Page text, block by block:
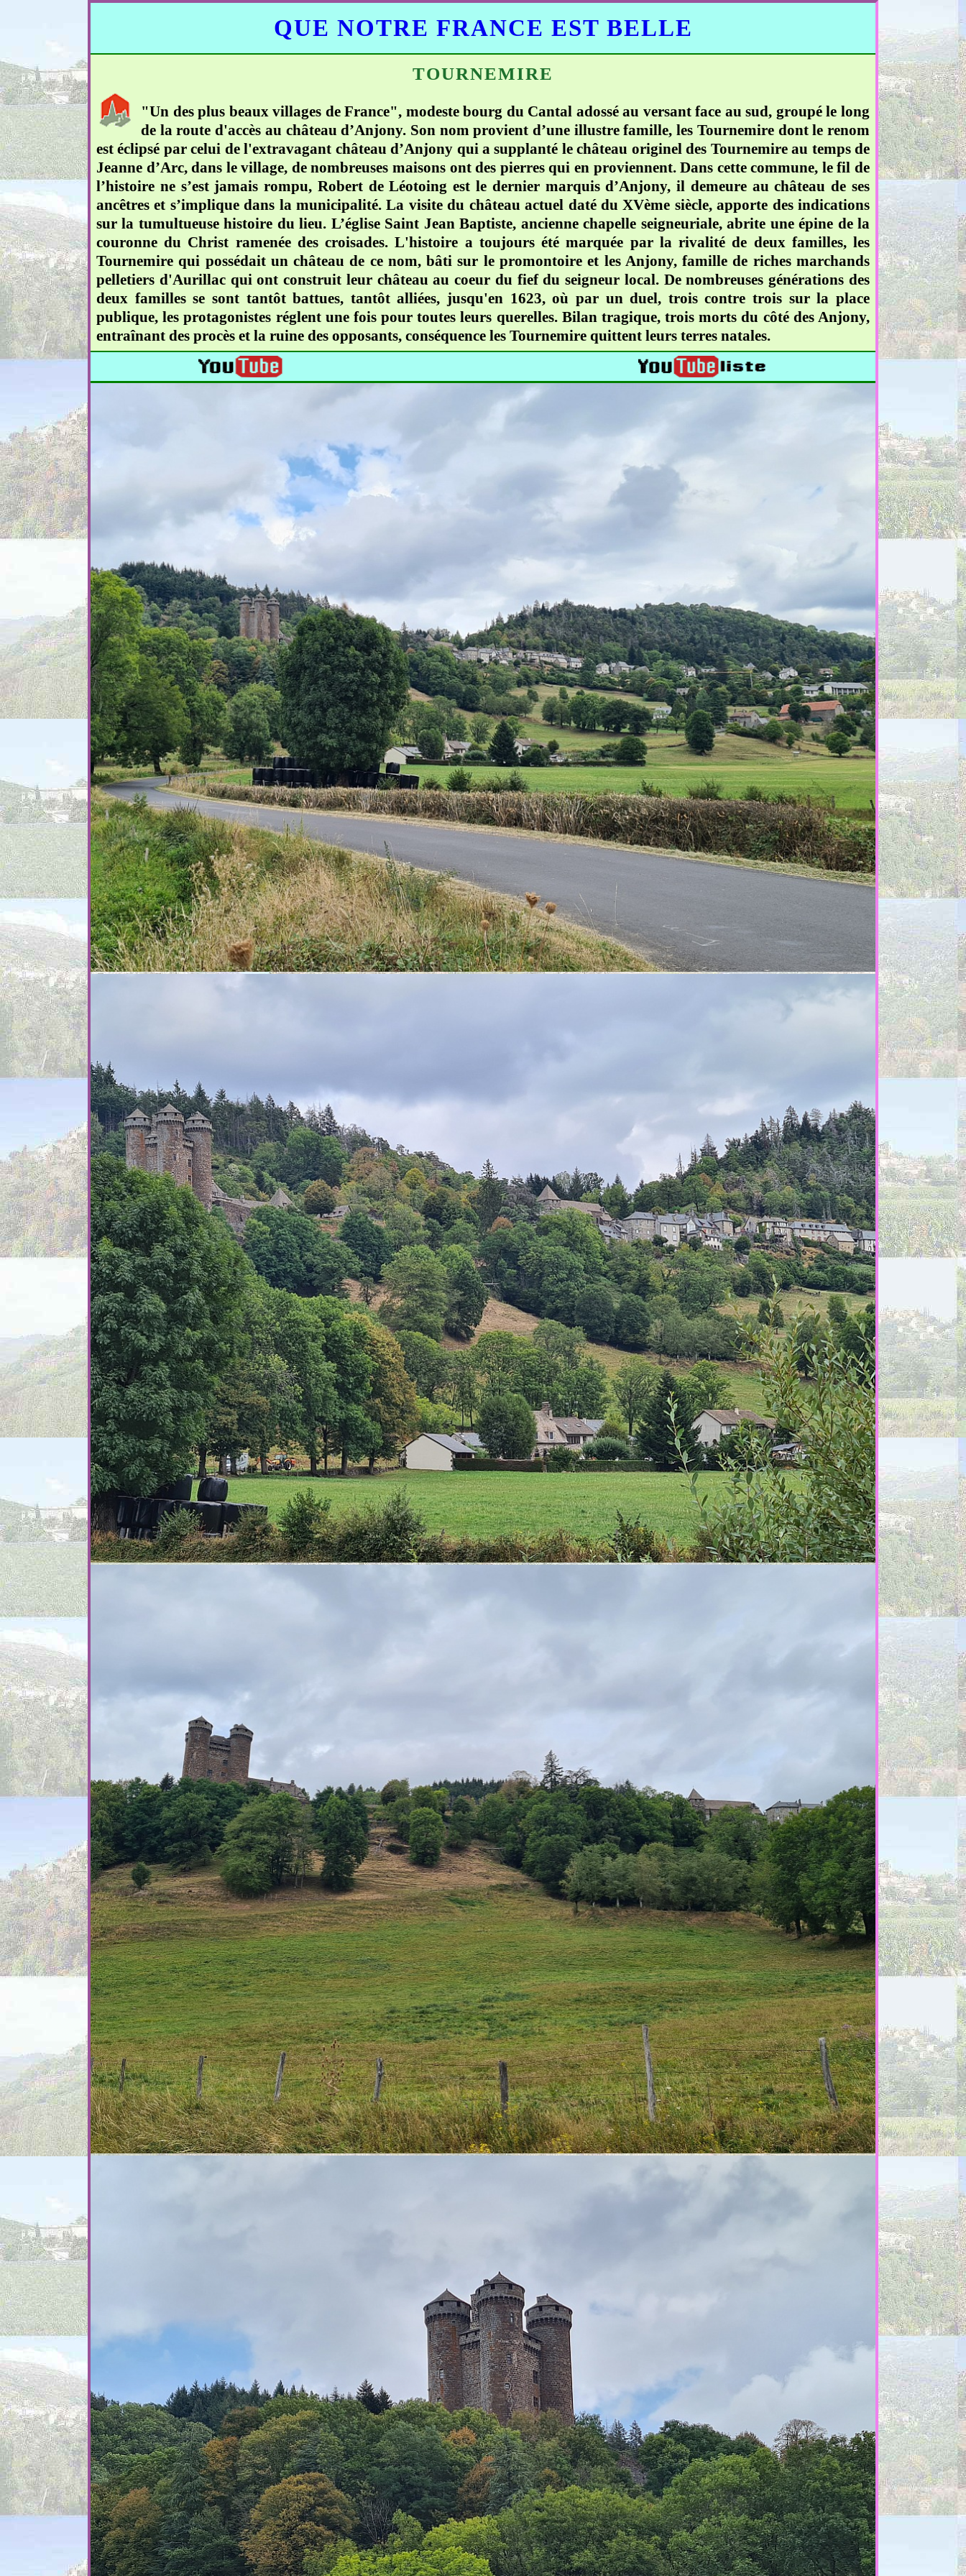
QUE NOTRE FRANCE EST BELLE
TOURNEMIRE
"Un des plus beaux villages de France", modeste bourg du Cantal adossé au versant face au sud, groupé le long
de la route d'accès au château d’Anjony. Son nom provient d’une illustre famille, les Tournemire dont le renom
est éclipsé par celui de l'extravagant château d’Anjony qui a supplanté le château originel des Tournemire au temps de
Jeanne d’Arc, dans le village, de nombreuses maisons ont des pierres qui en proviennent. Dans cette commune, le fil de
l’histoire ne s’est jamais rompu, Robert de Léotoing est le dernier marquis d’Anjony, il demeure au château de ses
ancêtres et s’implique dans la municipalité. La visite du château actuel daté du XVème siècle, apporte des indications
sur la tumultueuse histoire du lieu. L’église Saint Jean Baptiste, ancienne chapelle seigneuriale, abrite une épine de la
couronne du Christ ramenée des croisades. L'histoire a toujours été marquée par la rivalité de deux familles, les
Tournemire qui possédait un château de ce nom, bâti sur le promontoire et les Anjony, famille de riches marchands
pelletiers d'Aurillac qui ont construit leur château au coeur du fief du seigneur local. De nombreuses générations des
deux familles se sont tantôt battues, tantôt alliées, jusqu'en 1623, où par un duel, trois contre trois sur la place
publique, les protagonistes réglent une fois pour toutes leurs querelles. Bilan tragique, trois morts du côté des Anjony,
entraînant des procès et la ruine des opposants, conséquence les Tournemire quittent leurs terres natales.